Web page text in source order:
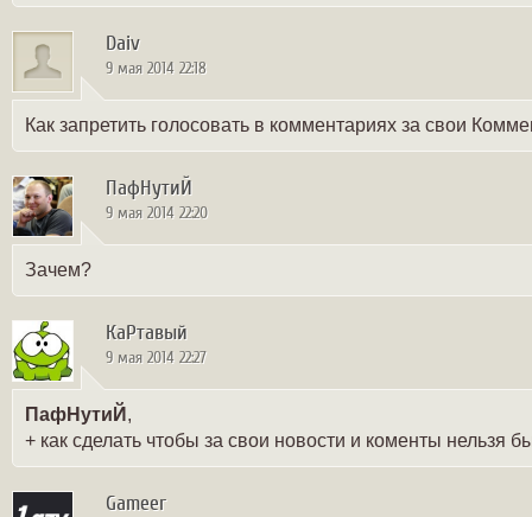
Daiv
9 мая 2014 22:18
Как запретить голосовать в комментариях за свои
ПафНутиЙ
9 мая 2014 22:20
Зачем?
КаРтавый
9 мая 2014 22:27
ПафНутиЙ ,
+ как сделать чтобы за свои новости и коменты нельзя
Gameer